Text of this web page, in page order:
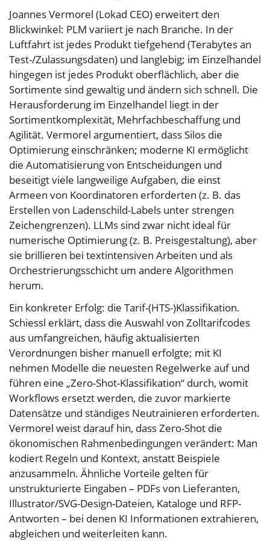
Joannes Vermorel (Lokad CEO) erweitert den
Blickwinkel: PLM variiert je nach Branche. In der
Luftfahrt ist jedes Produkt tiefgehend (Terabytes an
Test-/Zulassungsdaten) und langlebig; im Einzelhandel
hingegen ist jedes Produkt oberflächlich, aber die
Sortimente sind gewaltig und ändern sich schnell. Die
Herausforderung im Einzelhandel liegt in der
Sortimentkomplexität, Mehrfachbeschaffung und
Agilität. Vermorel argumentiert, dass Silos die
Optimierung einschränken; moderne KI ermöglicht
die Automatisierung von Entscheidungen und
beseitigt viele langweilige Aufgaben, die einst
Armeen von Koordinatoren erforderten (z. B. das
Erstellen von Ladenschild-Labels unter strengen
Zeichengrenzen). LLMs sind zwar nicht ideal für
numerische Optimierung (z. B. Preisgestaltung), aber
sie brillieren bei textintensiven Arbeiten und als
Orchestrierungsschicht um andere Algorithmen
herum.
Ein konkreter Erfolg: die Tarif-(HTS-)Klassifikation.
Schiessl erklärt, dass die Auswahl von Zolltarifcodes
aus umfangreichen, häufig aktualisierten
Verordnungen bisher manuell erfolgte; mit KI
nehmen Modelle die neuesten Regelwerke auf und
führen eine „Zero-Shot-Klassifikation“ durch, womit
Workflows ersetzt werden, die zuvor markierte
Datensätze und ständiges Neutrainieren erforderten.
Vermorel weist darauf hin, dass Zero-Shot die
ökonomischen Rahmenbedingungen verändert: Man
kodiert Regeln und Kontext, anstatt Beispiele
anzusammeln. Ähnliche Vorteile gelten für
unstrukturierte Eingaben – PDFs von Lieferanten,
Illustrator/SVG-Design-Dateien, Kataloge und RFP-
Antworten – bei denen KI Informationen extrahieren,
abgleichen und weiterleiten kann.